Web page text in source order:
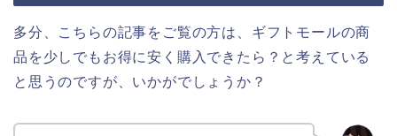
多分、こちらの記事をご覧の方は、ギフトモールの商
品を少しでもお得に安く購入できたら？と考えている
と思うのですが、いかがでしょうか？